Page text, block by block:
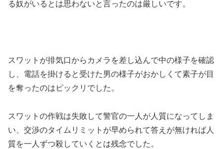
る奴がいるとは思わないと言ったのは厳しいです。
スワットが排気口からカメラを差し込んで中の様子を確認
し、電話を掛けると受けた男の様子がおかしくて素子が目
を奪ったのはビックリでした。
スワットの作戦は失敗して警官の一人が人質になってしま
い、交渉のタイムリミットが早められて答えが無ければ人
質を一人ずつ殺していくとは残念でした。